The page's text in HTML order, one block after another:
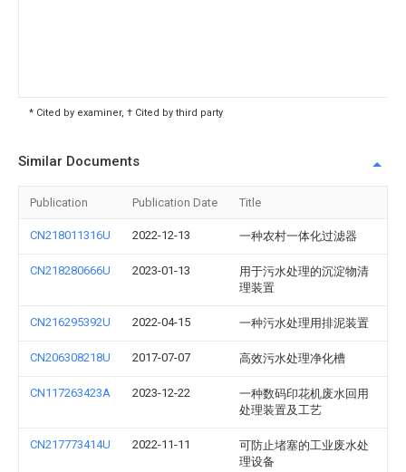
* Cited by examiner, † Cited by third party
Similar Documents
Publication Publication Date Title
CN218011316U 2022-12-13 一种农村一体化过滤器
CN218280666U 2023-01-13
用于污水处理的沉淀物清
理装置
CN216295392U 2022-04-15 一种污水处理用排泥装置
CN206308218U 2017-07-07 高效污水处理净化槽
CN117263423A 2023-12-22
一种数码印花机废水回用
处理装置及工艺
CN217773414U 2022-11-11
可防止堵塞的工业废水处
理设备